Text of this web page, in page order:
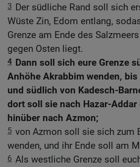
3 Der südliche Rand soll sich
Wüste Zin, Edom entlang,
Grenze am Ende des
gegen Osten liegt.
4 Dann soll sich eure Grenze
Anhöhe Akrabbim wenden,
und südlich von Kadesch-
dort soll sie nach Hazar-Addar
hinüber nach Azmon;
5 von Azmon soll sie sich zum
wenden, und ihr Ende soll am
6 Als westliche Grenze soll